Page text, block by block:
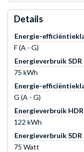
Details
Energie-
F (A - G)
Energieverbruik SDR
75 kWh
Energie-
G (A - G)
Energieverbruik
122 kWh
Energieverbruik SDR
75 Watt